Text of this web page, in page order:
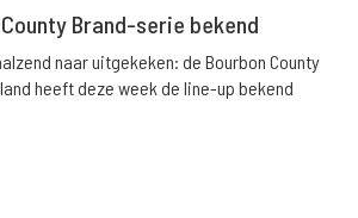
Brand-serie bekend
naar uitgekeken: de Bourbon County
heeft deze week de line-up bekend